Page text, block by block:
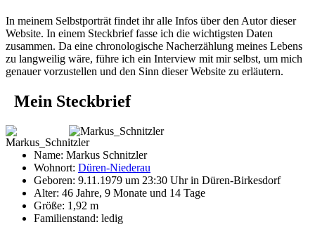
In meinem Selbstporträt findet ihr alle Infos über den Autor dieser
Website. In einem Steckbrief fasse ich die wichtigsten Daten
zusammen. Da eine chronologische Nacherzählung meines Lebens
zu langweilig wäre, führe ich ein Interview mit mir selbst, um mich
genauer vorzustellen und den Sinn dieser Website zu erläutern.
Mein Steckbrief
Name: Markus Schnitzler
Wohnort: Düren-Niederau
Geboren: 9.11.1979 um 23:30 Uhr in Düren-Birkesdorf
Alter: 46 Jahre, 9 Monate und 14 Tage
Größe: 1,92 m
Familienstand: ledig